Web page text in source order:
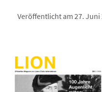
Veröffentlicht am 27. Juni